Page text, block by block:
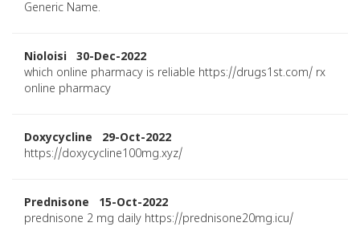
Generic Name.
Nioloisi 30-Dec-2022
which online pharmacy is reliable https://drugs1st.com/ rx
online pharmacy
Doxycycline 29-Oct-2022
https://doxycycline100mg.xyz/
Prednisone 15-Oct-2022
prednisone 2 mg daily https://prednisone20mg.icu/